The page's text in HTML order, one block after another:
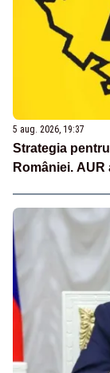
5 aug. 2026, 19:37
Strategia
României.